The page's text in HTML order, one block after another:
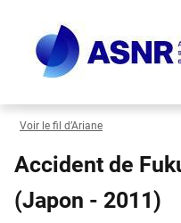
contenu
principal
Voir le fil d’Ariane
Accident de
(Japon - 2011)